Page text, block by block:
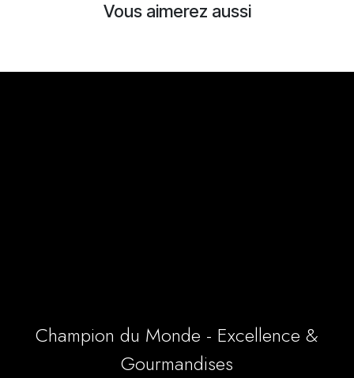
Vous aimerez aussi
Champion du Monde - Excellence &
Gourmandises